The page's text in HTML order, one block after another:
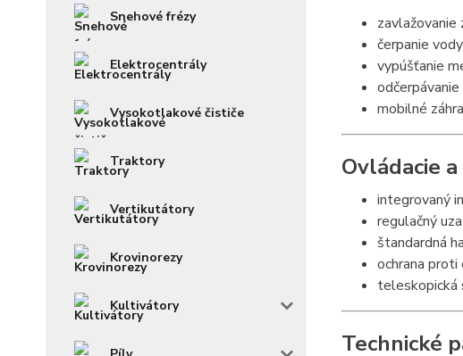
Snehové frézy
Elektrocentrály
Vysokotlakové čističe
Traktory
Vertikutátory
Krovinorezy
Kultivátory
zavlažovanie
čerpanie
vypúšťanie
mobilné
Ovládacie
integrovaný
regulačný
štandardná
ochrana proti
teleskopická
Technické